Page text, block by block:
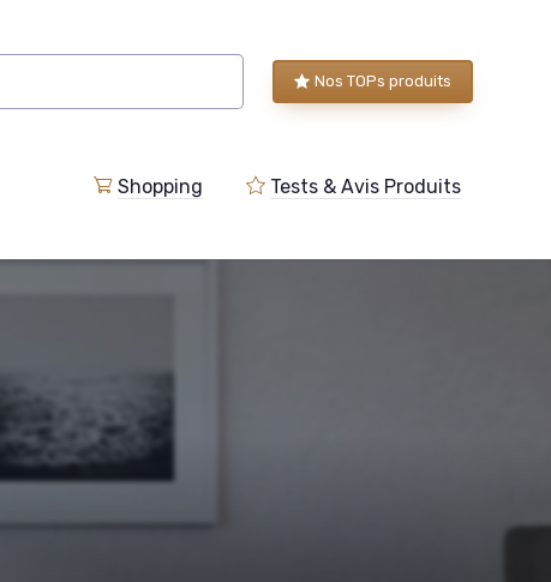
Nos TOPs produits
Shopping Tests & Avis Produits